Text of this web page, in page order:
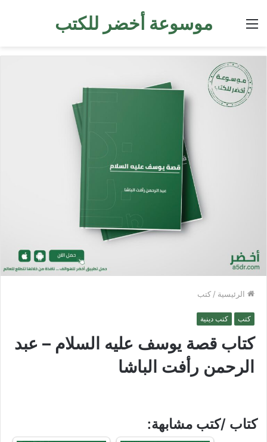
موسوعة أخضر للكتب القائمة
الرئيسية / كتب
كتب كتب دينية
كتاب قصة يوسف عليه السلام – عبد
الرحمن رأفت الباشا
كتاب /كتب مشابهة: